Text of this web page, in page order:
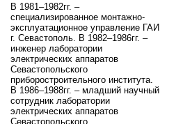
В 1981–1982гг. –
специализированное монтажно-
эксплуатационное управление ГАИ
г. Севастополь. В 1982–1986гг. –
инженер лаборатории
электрических аппаратов
Севастопольского
приборостроительного института.
В 1986–1988гг. – младший научный
сотрудник лаборатории
электрических аппаратов
Севастопольского